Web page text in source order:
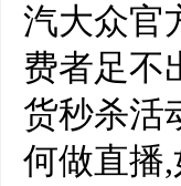
汽大众官
费者足不
货秒杀活
何做直播